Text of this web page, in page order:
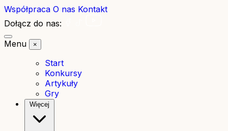
Współpraca O nas Kontakt
Dołącz do nas:
Menu
×
Start
Konkursy
Artykuły
Gry
Więcej